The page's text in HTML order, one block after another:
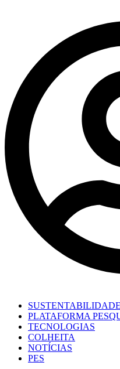
SUSTENTABILIDADE
PLATAFORMA
TECNOLOGIAS
COLHEITA
NOTÍCIAS
PES